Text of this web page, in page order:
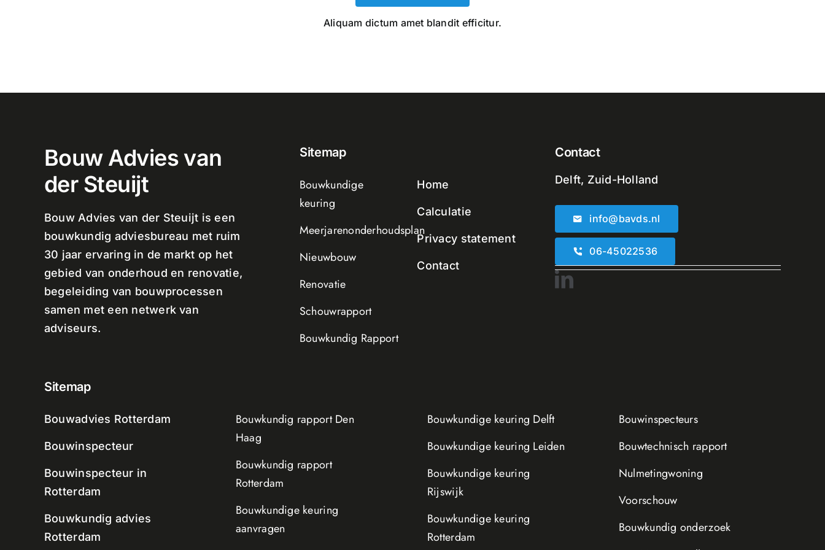
Aliquam dictum amet blandit efficitur.
Bouw Advies van
der Steuijt
Bouw Advies van der Steuijt is een
bouwkundig adviesbureau met ruim
30 jaar ervaring in de markt op het
gebied van onderhoud en renovatie,
begeleiding van bouwprocessen
samen met een netwerk van
adviseurs.
Sitemap
Bouwkundige
keuring
Meerjarenonderhoudsplan
Nieuwbouw
Renovatie
Schouwrapport
Bouwkundig Rapport
Home
Calculatie
Privacy statement
Contact
Contact
Delft, Zuid-Holland
info@bavds.nl
06-45022536
Sitemap
Bouwadvies Rotterdam
Bouwinspecteur
Bouwinspecteur in
Rotterdam
Bouwkundig advies
Rotterdam
Bouwkundig rapport Den
Haag
Bouwkundig rapport
Rotterdam
Bouwkundige keuring
aanvragen
Bouwkundige keuring Delft
Bouwkundige keuring Leiden
Bouwkundige keuring
Rijswijk
Bouwkundige keuring
Rotterdam
Bouwinspecteurs
Bouwtechnisch rapport
Nulmetingwoning
Voorschouw
Bouwkundig onderzoek